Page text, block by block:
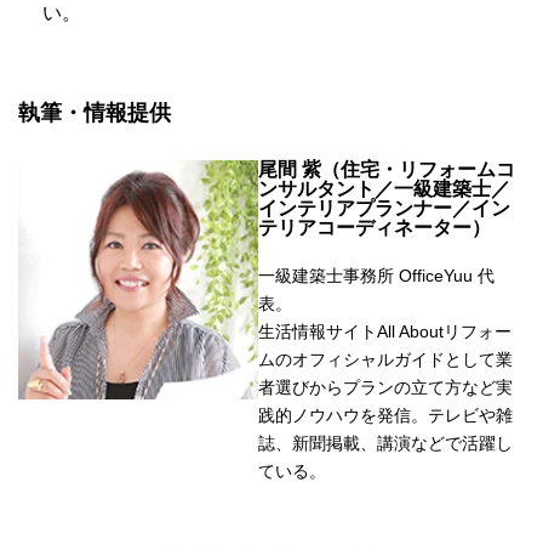
い。
執筆・情報提供
尾間 紫（住宅・リフォームコ
ンサルタント／一級建築士／
インテリアプランナー／イン
テリアコーディネーター）
一級建築士事務所 OfficeYuu 代
表。
生活情報サイトAll Aboutリフォー
ムのオフィシャルガイドとして業
者選びからプランの立て方など実
践的ノウハウを発信。テレビや雑
誌、新聞掲載、講演などで活躍し
ている。